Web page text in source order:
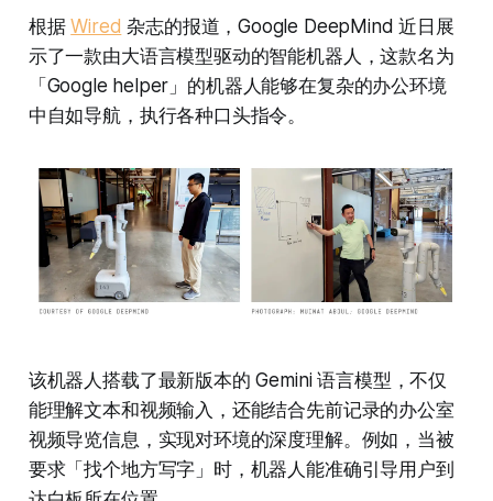
根据Wired 杂志的报道，Google DeepMind 近日展
示了一款由大语言模型驱动的智能机器人，这款名为
「Google helper」的机器人能够在复杂的办公环境
中自如导航，执行各种口头指令。
该机器人搭载了最新版本的 Gemini 语言模型，不仅
能理解文本和视频输入，还能结合先前记录的办公室
视频导览信息，实现对环境的深度理解。例如，当被
要求「找个地方写字」时，机器人能准确引导用户到